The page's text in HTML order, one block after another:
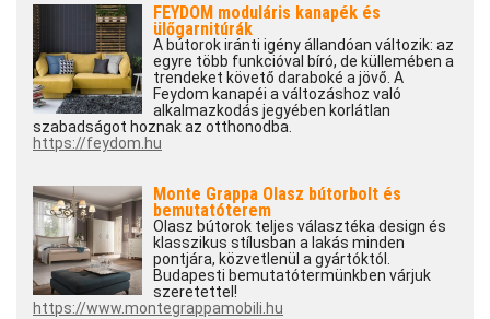
FEYDOM moduláris kanapék és
ülőgarnitúrák
A bútorok iránti igény állandóan változik: az
egyre több funkcióval bíró, de küllemében a
trendeket követő daraboké a jövő. A
Feydom kanapéi a változáshoz való
alkalmazkodás jegyében korlátlan
szabadságot hoznak az otthonodba.
https://feydom.hu
Monte Grappa Olasz bútorbolt és
bemutatóterem
Olasz bútorok teljes választéka design és
klasszikus stílusban a lakás minden
pontjára, közvetlenül a gyártóktól.
Budapesti bemutatótermünkben várjuk
szeretettel!
https://www.montegrappamobili.hu